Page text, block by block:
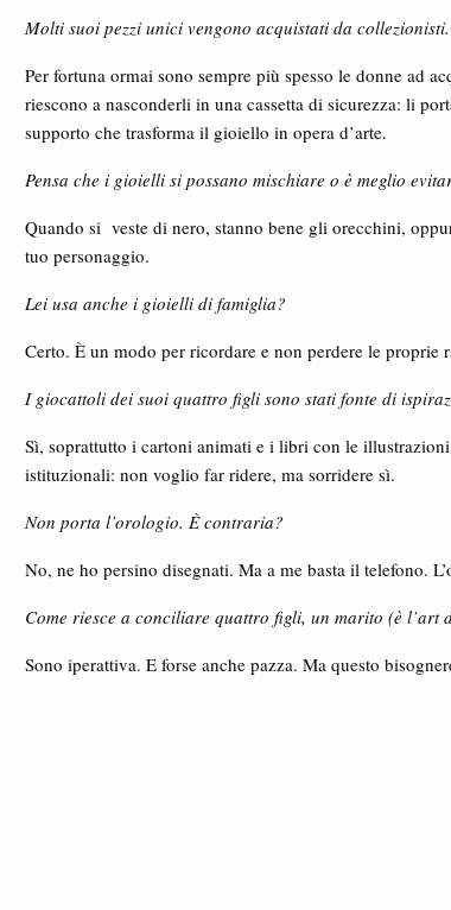
Molti suoi pezzi unici vengono acquistati da
Per fortuna ormai sono sempre più spesso le donne ad
riescono a nasconderli in una cassetta di sicurezza: li
supporto che trasforma il gioiello in opera d’arte.
Pensa che i gioielli si possano mischiare o è meglio
Quando si veste di nero, stanno bene gli orecchini,
tuo personaggio.
Lei usa anche i gioielli di famiglia?
Certo. È un modo per ricordare e non perdere le proprie
I giocattoli dei suoi quattro figli sono stati fonte di
Sì, soprattutto i cartoni animati e i libri con le
istituzionali: non voglio far ridere, ma sorridere sì.
Non porta l’orologio. È contraria?
No, ne ho persino disegnati. Ma a me basta il telefono.
Come riesce a conciliare quattro figli, un marito (è l’art
Sono iperattiva. E forse anche pazza. Ma questo